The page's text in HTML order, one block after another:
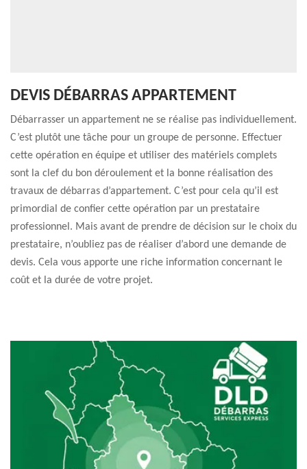
DEVIS DÉBARRAS APPARTEMENT
Débarrasser un appartement ne se réalise pas individuellement.
C’est plutôt une tâche pour un groupe de personne. Effectuer
cette opération en équipe et utiliser des matériels complets
sont la clef du bon déroulement et la bonne réalisation des
travaux de débarras d’appartement. C’est pour cela qu’il est
primordial de confier cette opération par un prestataire
professionnel. Mais avant de prendre de décision sur le choix du
prestataire, n’oubliez pas de réaliser d’abord une demande de
devis. Cela vous apporte une riche information concernant le
coût et la durée de votre projet.